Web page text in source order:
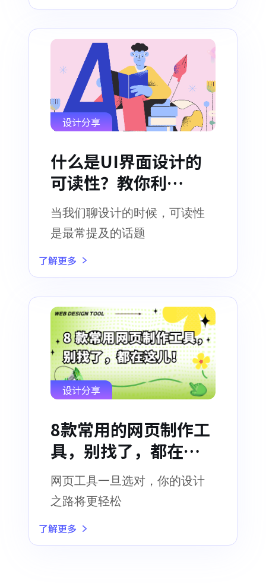
设计分享
什么是UI界面设计的
可读性？教你利
用“对比度”提升网
页内容的可读性
当我们聊设计的时候，可读性
是最常提及的话题
了解更多
设计分享
8款常用的网页制作工
具，别找了，都在这
儿！
网页工具一旦选对，你的设计
之路将更轻松
了解更多